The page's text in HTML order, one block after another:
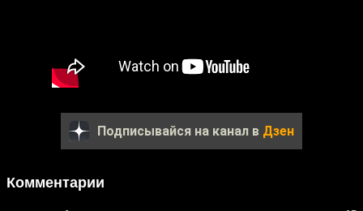
Подписывайся на канал в Дзен
Комментарии